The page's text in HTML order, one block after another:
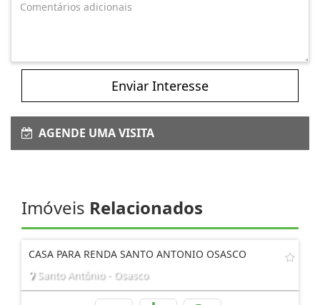
Enviar Interesse
AGENDE UMA VISITA
Imóveis Relacionados
CASA PARA RENDA SANTO ANTONIO OSASCO
Santo Antônio - Osasco